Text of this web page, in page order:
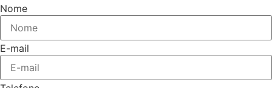
Nome
E-mail